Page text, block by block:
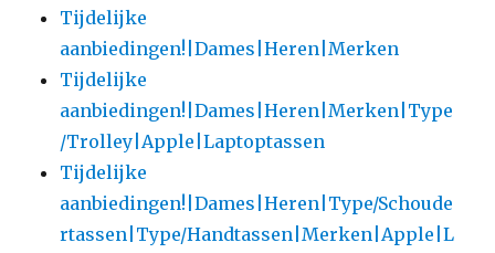
Tijdelijke
aanbiedingen!|Dames|Heren|Merken
Tijdelijke
aanbiedingen!|Dames|Heren|Merken|Type
/Trolley|Apple|Laptoptassen
Tijdelijke
aanbiedingen!|Dames|Heren|Type/Schoude
rtassen|Type/Handtassen|Merken|Apple|L